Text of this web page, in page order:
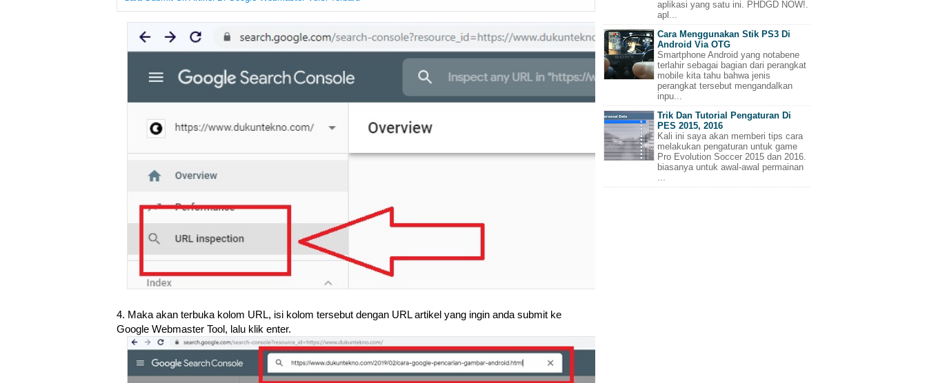
4. Maka akan terbuka kolom URL, isi kolom tersebut dengan URL artikel yang ingin anda submit ke
Google Webmaster Tool, lalu klik enter.
aplikasi yang satu ini. PHDGD NOW!.
apl...
Cara Menggunakan Stik PS3 Di
Android Via OTG
Smartphone Android yang notabene
terlahir sebagai bagian dari perangkat
mobile kita tahu bahwa jenis
perangkat tersebut mengandalkan
inpu...
Trik Dan Tutorial Pengaturan Di
PES 2015, 2016
Kali ini saya akan memberi tips cara
melakukan pengaturan untuk game
Pro Evolution Soccer 2015 dan 2016.
biasanya untuk awal-awal permainan
...